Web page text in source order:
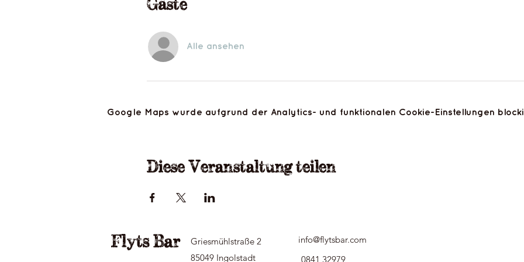
Alle ansehen
Google Maps wurde aufgrund der Analytics- und funktionalen Cookie-Einstellungen
Diese Veranstaltung teilen
Flyts Bar
Griesmühlstraße 2
85049 Ingolstadt
info@flytsbar.com
0841 32979